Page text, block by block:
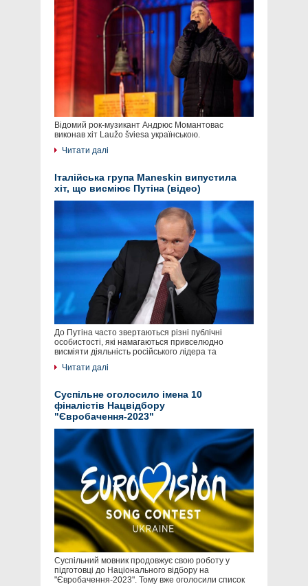
Відомий рок-музикант Андрюс Момантовас
виконав хіт Laužo šviesa українською.
Читати далі
Італійська група Maneskin випустила
хіт, що висміює Путіна (відео)
До Путіна часто звертаються різні публічні
особистості, які намагаються привселюдно
висміяти діяльність російського лідера та
Читати далі
Суспільне оголосило імена 10
фіналістів Нацвідбору
"Євробачення-2023"
Суспільний мовник продовжує свою роботу у
підготовці до Національного відбору на
"Євробачення-2023". Тому вже оголосили список